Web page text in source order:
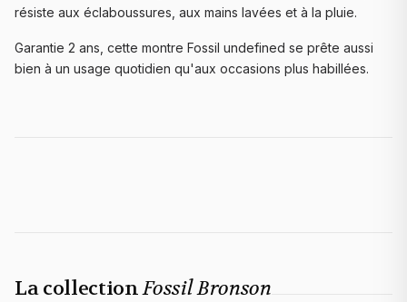
résiste aux éclaboussures, aux mains lavées et à la pluie.
Garantie 2 ans, cette montre Fossil undefined se prête aussi
bien à un usage quotidien qu'aux occasions plus habillées.
La collectionFossil Bronson